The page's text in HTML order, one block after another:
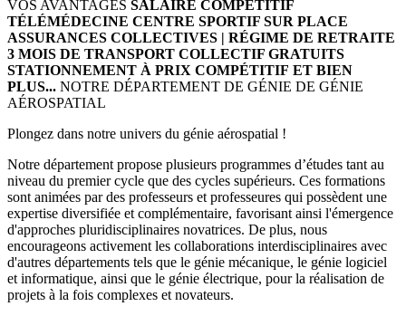
VOS AVANTAGES SALAIRE COMPÉTITIF
TÉLÉMÉDECINE CENTRE SPORTIF SUR PLACE
ASSURANCES COLLECTIVES | RÉGIME DE RETRAITE
3 MOIS DE TRANSPORT COLLECTIF GRATUITS
STATIONNEMENT À PRIX COMPÉTITIF ET BIEN
PLUS... NOTRE DÉPARTEMENT DE GÉNIE DE GÉNIE
AÉROSPATIAL
Plongez dans notre univers du génie aérospatial !
Notre département propose plusieurs programmes d’études tant au
niveau du premier cycle que des cycles supérieurs. Ces formations
sont animées par des professeurs et professeures qui possèdent une
expertise diversifiée et complémentaire, favorisant ainsi l'émergence
d'approches pluridisciplinaires novatrices. De plus, nous
encourageons activement les collaborations interdisciplinaires avec
d'autres départements tels que le génie mécanique, le génie logiciel
et informatique, ainsi que le génie électrique, pour la réalisation de
projets à la fois complexes et novateurs.